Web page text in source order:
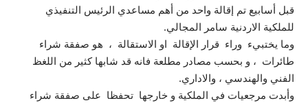
قبل أسابيع تم إقالة واحد من أهم مساعدي الرئيس التنفيذي
للملكية الاردنية سامر المجالي.
وما يختبيء وراء قرار الإقالة او الاستقالة ، هو صفقة شراء
طائرات ، و بحسب مصادر مطلعة فانه قد شابها كثير من اللغظ
الفني والهندسي ، والاداري.
وأبدت مرجعيات في الملكية و خارجها تحفظا على صفقة شراء